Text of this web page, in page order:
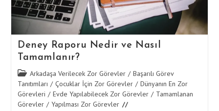
Deney Raporu Nedir ve Nasıl
Tamamlanır?
Post
category:
Arkadaşa Verilecek Zor Görevler / Başarılı Görev
Tanıtımları / Çocuklar İçin Zor Görevler / Dünyanın En Zor
Görevleri / Evde Yapılabilecek Zor Görevler / Tamamlanan
Görevler / Yapılması Zor Görevler